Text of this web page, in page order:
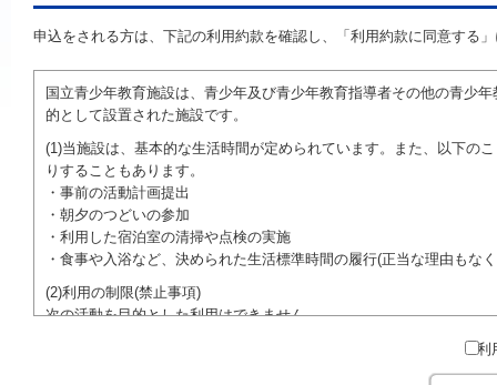
申込をされる方は、下記の利用約款を確認し、「利用約款に同意する
国立青少年教育施設は、青少年及び青少年教育指導者その他の青少
的として設置された施設です。
(1)当施設は、基本的な生活時間が定められています。また、以下の
りすることもあります。
・事前の活動計画提出
・朝夕のつどいの参加
・利用した宿泊室の清掃や点検の実施
・食事や入浴など、決められた生活標準時間の履行(正当な理由も
(2)利用の制限(禁止事項)
次の活動を目的とした利用はできません。
●特定の政党を支持、またはこれに反対するための政治教育その他の
●特定の宗教を支持、またはこれに反対するための宗教教育その他
域での勧誘活動を行ったり、自らの団体の活動をアピールする活動等)
利